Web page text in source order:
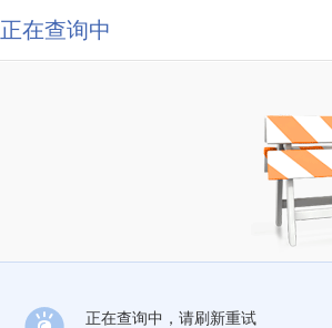
正在查询中
正在查询中，请刷新重试